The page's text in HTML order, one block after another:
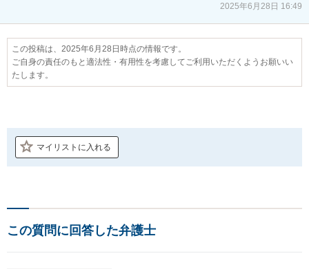
2025年6月28日 16:49
この投稿は、2025年6月28日時点の情報です。
ご自身の責任のもと適法性・有用性を考慮してご利用いただくようお願いい
たします。
マイリストに入れる
この質問に回答した弁護士